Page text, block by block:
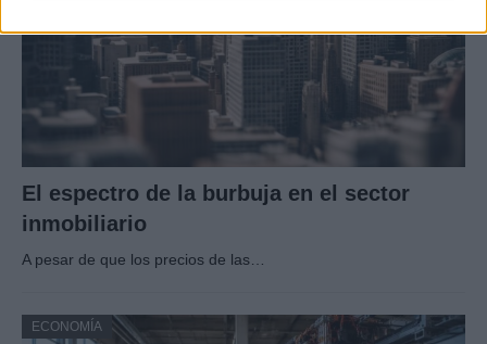
El espectro de la burbuja en el sector
inmobiliario
A pesar de que los precios de las…
ECONOMÍA